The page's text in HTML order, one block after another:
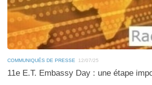
COMMUNIQUÉS DE PRESSE 12/07/25
11e E.T. Embassy Day : une étape